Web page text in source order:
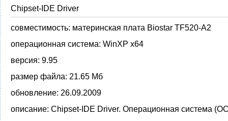
Chipset-IDE Driver
совместимость: материнская плата Biostar TF520-A2
операционная система: WinXP x64
версия: 9.95
размер файла: 21.65 Мб
обновление: 26.09.2009
описание: Chipset-IDE Driver. Операционная система